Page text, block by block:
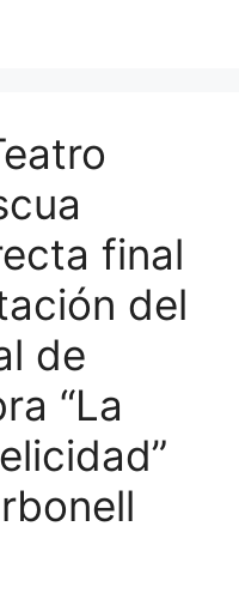
final
del
de
“La